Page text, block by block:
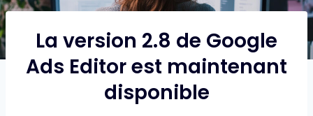
La version 2.8 de Google
Ads Editor est maintenant
disponible